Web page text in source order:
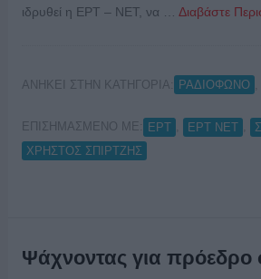
ιδρυθεί η ΕΡΤ – ΝΕΤ, να … Διαβάστε
ΑΝΗΚΕΙ ΣΤΗΝ ΚΑΤΗΓΟΡΙΑ: ΡΑΔΙΟΦΩΝΟ
ΕΠΙΣΗΜΑΣΜΕΝΟ ΜΕ: ΕΡΤ ΕΡΤ ΝΕΤ
ΧΡΗΣΤΟΣ ΣΠΙΡΤΖΗΣ
Ψάχνοντας για πρόεδρο